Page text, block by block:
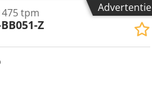
Advertentie
tpm
Z